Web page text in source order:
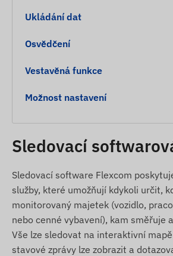
Maďarsko, Island, Indie,
Man, Izrael, Itálie, Jersey,
Litva, Lucembursko, Malajsie,
Montserrat, Nizozemsko, Nový
Rusko, Svatý Kryštof a Nevis,
Vincent a Grenadiny, Srbsko,
Jižní Afrika, Španělsko, Srí Lanka,
Švýcarsko, Thajsko, Tunisko,
Caicos, Ukrajina, Spojené arabské
Vietnam a Hongkong.
Služby, vlastnosti
Ukládání dat
Osvědčení
Vestavěná funkce
Možnost nastavení
Sledovací
Sledovací software Flexcom
služby, které umožňují kdykoli určit,
monitorovaný majetek (vozidlo,
nebo cenné vybavení), kam směřuje
Vše lze sledovat na interaktivní
stavové zprávy lze zobrazit a